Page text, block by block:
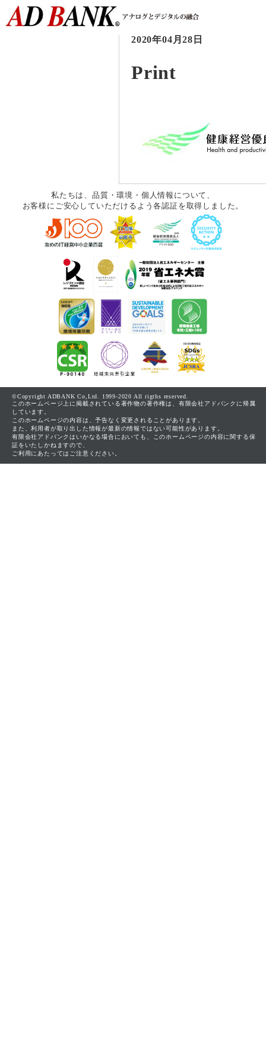
2020年04月28日
Print
私たちは、品質・環境・個人情報について、
お客様にご安心していただけるよう各認証を取得しました。
©Copyright ADBANK Co,Ltd. 1999-2020 All rigths reserved.
このホームページ上に掲載されている著作物の著作権は、有限会社アドバンクに帰属
しています。
このホームページの内容は、予告なく変更されることがあります。
また、利用者が取り出した情報が最新の情報ではない可能性があります。
有限会社アドバンクはいかなる場合においても、このホームページの内容に関する保
証をいたしかねますので、
ご利用にあたってはご注意ください。